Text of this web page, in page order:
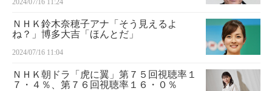
2024/07/16 11:24
ＮＨＫ鈴木奈穂子アナ「そう見えるよ
ね？」博多大吉「ほんとだ」
2024/07/16 11:04
ＮＨＫ朝ドラ「虎に翼」第７５回視聴率１
７・４％、第７６回視聴率１６・０％